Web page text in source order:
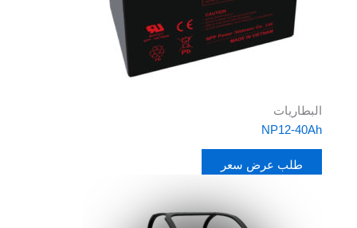
البطاريات
NP12-40Ah
طلب عرض سعر